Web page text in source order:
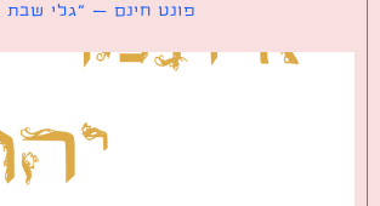
פונט חינם – ״גלי שבת שלום״